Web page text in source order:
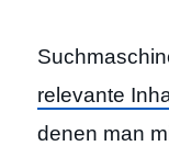
relevante
denen man